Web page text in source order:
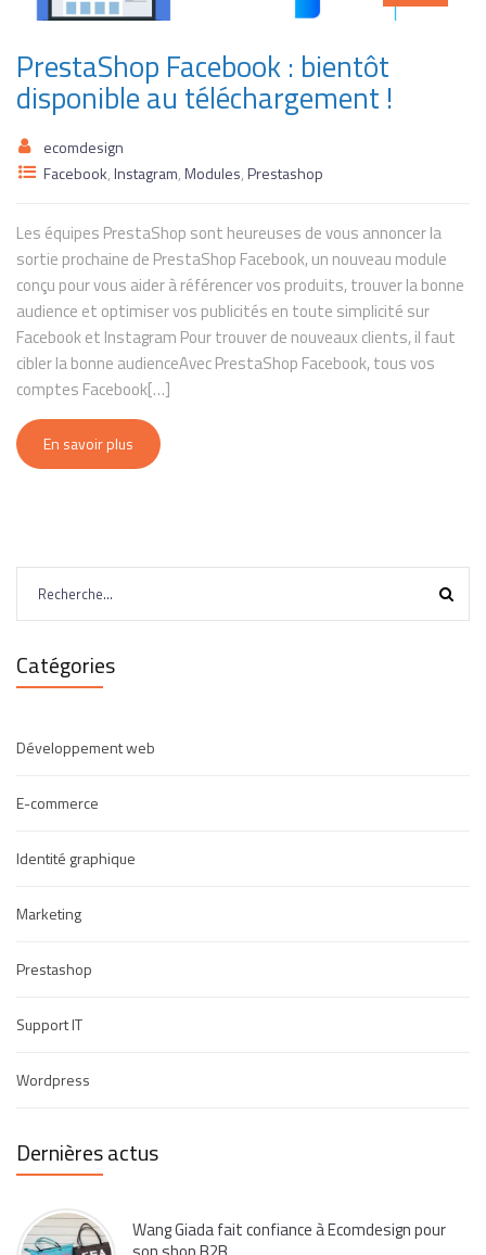
PrestaShop Facebook : bientôt
disponible au téléchargement !
ecomdesign
Facebook,Instagram,Modules,Prestashop
Les équipes PrestaShop sont heureuses de vous annoncer la
sortie prochaine de PrestaShop Facebook, un nouveau module
conçu pour vous aider à référencer vos produits, trouver la bonne
audience et optimiser vos publicités en toute simplicité sur
Facebook et Instagram Pour trouver de nouveaux clients, il faut
cibler la bonne audienceAvec PrestaShop Facebook, tous vos
comptes Facebook[…]
En savoir plus
Catégories
Développement web
E-commerce
Identité graphique
Marketing
Prestashop
Support IT
Wordpress
Dernières actus
Wang Giada fait confiance à Ecomdesign pour